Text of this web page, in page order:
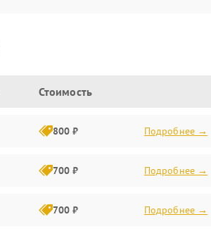
Стоимость
800 ₽ Подробнее →
700 ₽ Подробнее →
700 ₽ Подробнее →